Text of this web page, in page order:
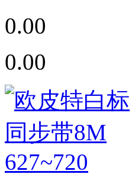
0.00
0.00